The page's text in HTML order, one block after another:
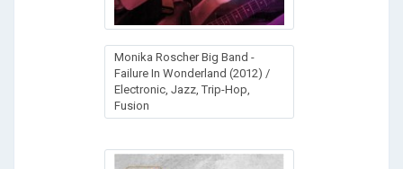
Monika Roscher Big Band -
Failure In Wonderland (2012) /
Electronic, Jazz, Trip-Hop,
Fusion